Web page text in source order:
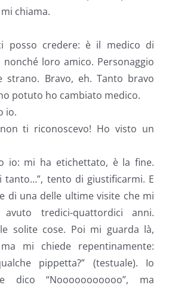
chiama.
posso credere: è il medico di
loro amico. Personaggio
strano. Bravo, eh. Tanto bravo
potuto ho cambiato medico.
io.
ti riconoscevo! Ho visto un
io: mi ha etichettato, è la fine.
tanto…”, tento di giustificarmi. E
di una delle ultime visite che mi
tredici-quattordici anni.
solite cose. Poi mi guarda là,
mi chiede repentinamente:
pippetta?” (testuale). Io
dico “Nooooooooooo”, ma